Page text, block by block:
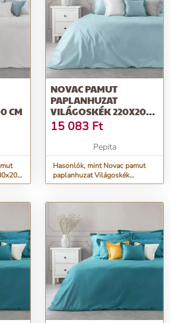
CM
NOVAC PAMUT
PAPLANHUZAT
VILÁGOSKÉK 220X200
CM
15 083 Ft
Pepita
Hasonlók, mint Novac pamut
paplanhuzat Világoskék
220x200 cm